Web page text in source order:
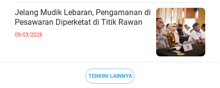
Jelang Mudik Lebaran, Pengamanan di
Pesawaran Diperketat di Titik Rawan
09/03/2026
TERKINI LAINNYA